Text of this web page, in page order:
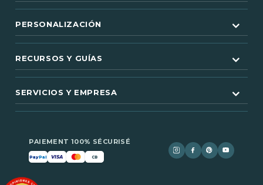
PERSONALIZACIÓN
RECURSOS Y GUÍAS
SERVICIOS Y EMPRESA
PAIEMENT 100% SÉCURISÉ
PayPal VISA CB